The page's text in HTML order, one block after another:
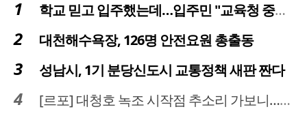
학교 믿고 입주했는데…입주민 "교육청 중재 나서라"
대천해수욕장, 126명 안전요원 총출동
성남시, 1기 분당신도시 교통정책 새판 짠다
[르포] 대청호 녹조 시작점 추소리 가보니…걷어내도 짙은 초록빛